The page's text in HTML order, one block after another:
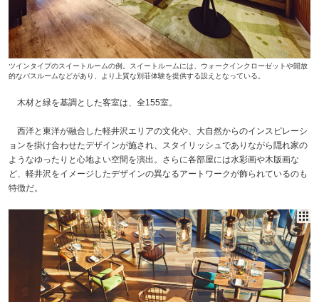
ツインタイプのスイートルームの例。スイートルームには、ウォークインクローゼットや開放
的なバスルームなどがあり、より上質な別荘体験を提供する設えとなっている。
木材と緑を基調とした客室は、全155室。
西洋と東洋が融合した軽井沢エリアの文化や、大自然からのインスピレーシ
ョンを掛け合わせたデザインが施され、スタイリッシュでありながら隠れ家の
ようなゆったりと心地よい空間を演出。さらに各部屋には水彩画や木版画な
ど、軽井沢をイメージしたデザインの異なるアートワークが飾られているのも
特徴だ。